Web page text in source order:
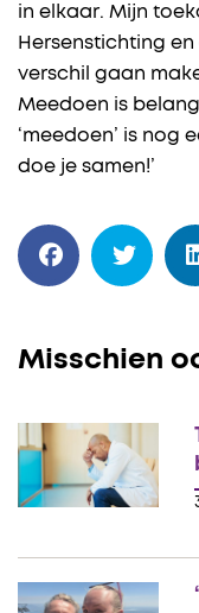
in elkaar. Mijn
Hersenstichting
verschil gaan
Meedoen is
‘meedoen’ is nog
doe je samen!’
Misschien